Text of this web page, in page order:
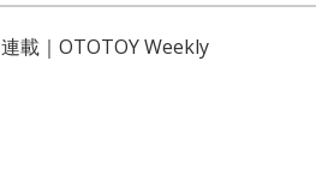
連載｜OTOTOY Weekly